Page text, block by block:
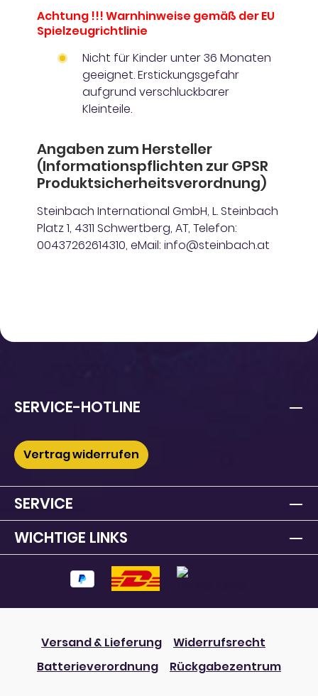
Achtung !!! Warnhinweise gemäß der EU
Spielzeugrichtlinie
Nicht für Kinder unter 36 Monaten
geeignet. Erstickungsgefahr
aufgrund verschluckbarer
Kleinteile.
Angaben zum Hersteller
(Informationspflichten zur GPSR
Produktsicherheitsverordnung)
Steinbach International GmbH, L. Steinbach
Platz 1, 4311 Schwertberg, AT, Telefon:
00437262614310, eMail: info@steinbach.at
SERVICE-HOTLINE
Vertrag widerrufen
SERVICE
WICHTIGE LINKS
Versand & Lieferung
Widerrufsrecht
Batterieverordnung
Rückgabezentrum